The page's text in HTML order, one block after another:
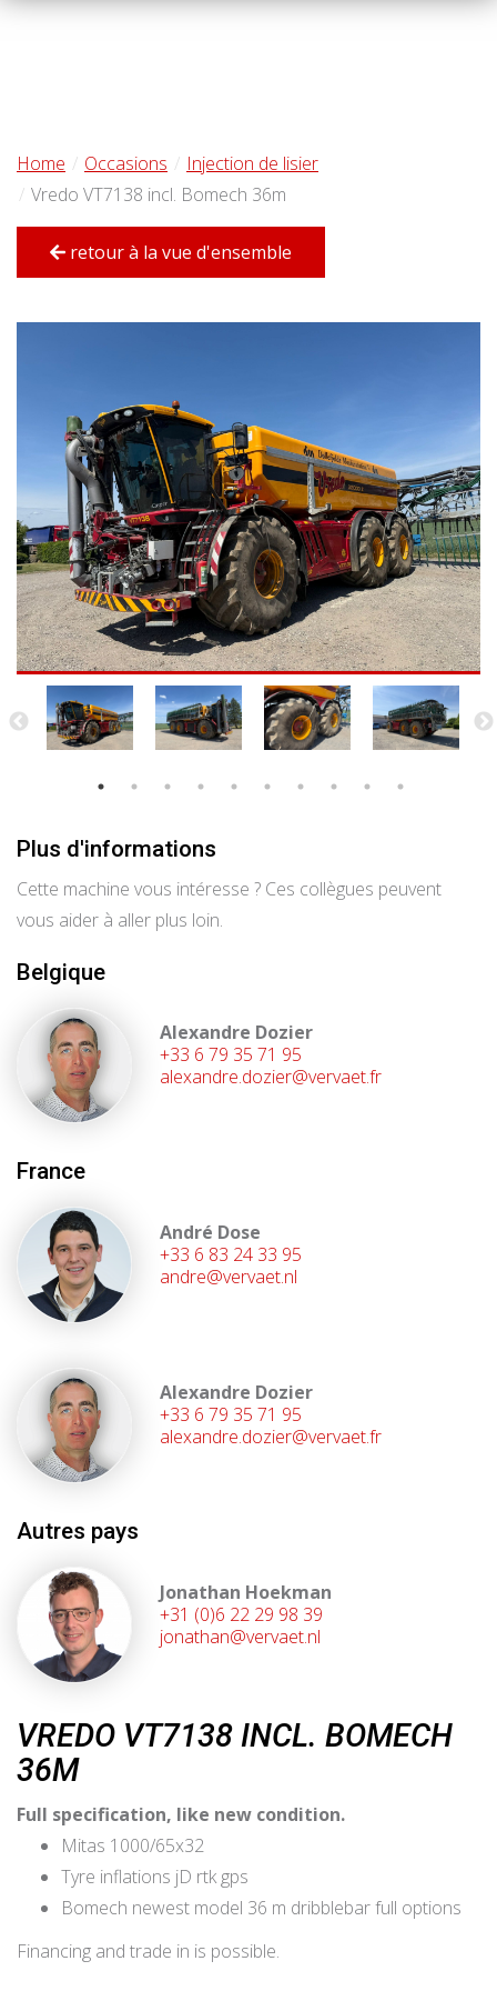
Home Occasions
Injection de lisier
Vredo VT7138 incl. Bomech 36m
retour à la vue d'ensemble
Plus d'informations
Cette machine vous intéresse ? Ces collègues peuvent
vous aider à aller plus loin.
Belgique
Alexandre Dozier
+33 6 79 35 71 95
alexandre.dozier@vervaet.fr
France
André Dose
+33 6 83 24 33 95
andre@vervaet.nl
Alexandre Dozier
+33 6 79 35 71 95
alexandre.dozier@vervaet.fr
Autres pays
Jonathan Hoekman
+31 (0)6 22 29 98 39
jonathan@vervaet.nl
VREDO VT7138 INCL. BOMECH
36M
Full specification, like new condition.
Mitas 1000/65x32
Tyre inflations jD rtk gps
Bomech newest model 36 m dribblebar full options
Financing and trade in is possible.